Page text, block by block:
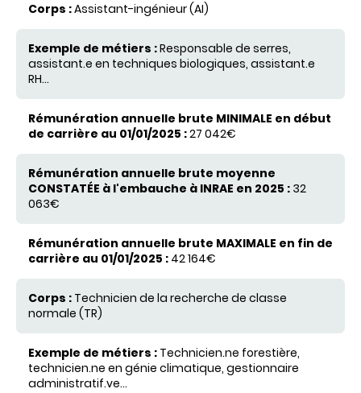
Assistant-ingénieur (AI)
Responsable de serres,
assistant.e en techniques biologiques, assistant.e
RH...
27 042€
32
063€
42 164€
Technicien de la recherche de classe
normale (TR)
Technicien.ne forestière,
technicien.ne en génie climatique, gestionnaire
administratif.ve...